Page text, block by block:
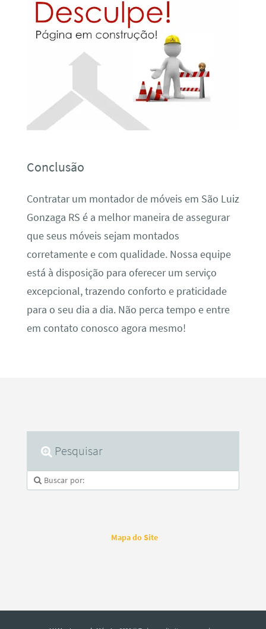
Conclusão
Contratar um montador de móveis em São Luiz
Gonzaga RS é a melhor maneira de assegurar
que seus móveis sejam montados
corretamente e com qualidade. Nossa equipe
está à disposição para oferecer um serviço
excepcional, trazendo conforto e praticidade
para o seu dia a dia. Não perca tempo e entre
em contato conosco agora mesmo!
Pesquisar
Mapa do Site